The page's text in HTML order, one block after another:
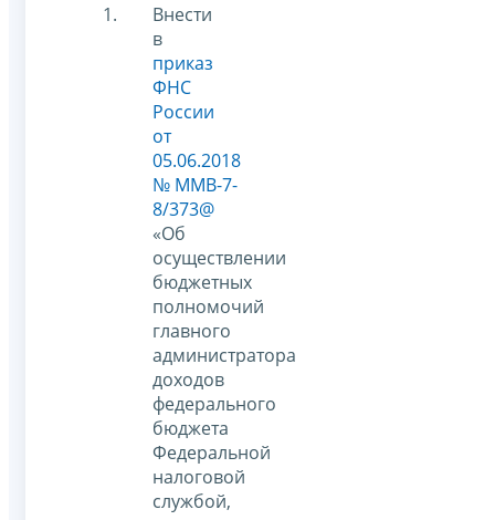
Внести
в
приказ
ФНС
России
от
05.06.2018
№ ММВ-7-
8/373@
«Об
осуществлении
бюджетных
полномочий
главного
администратора
доходов
федерального
бюджета
Федеральной
налоговой
службой,